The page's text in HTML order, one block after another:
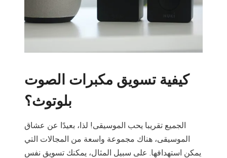
كيفية تسويق مكبرات الصوت
بلوتوث؟
الجميع تقريبا يحب الموسيقى! لذا، بعيدًا عن عشاق
الموسيقى، هناك مجموعة واسعة من المجالات التي
يمكن استهدافها. على سبيل المثال، يمكنك تسويق نفس